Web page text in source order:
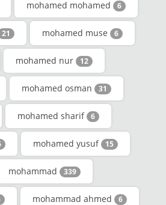
mohamed mohamed 6
21 mohamed muse 6
mohamed nur 12
mohamed osman 31
mohamed sharif 6
mohamed yusuf 15
mohammad 339
mohammad ahmed 6